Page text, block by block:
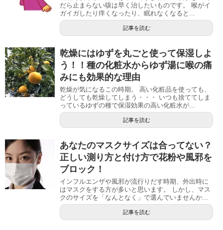
だら止まらない咳は早く治したいものです。 喉がイ
ガイガしたり痒くなったり、眠れなくなると...
記事を読む
乾燥にはゆずを丸ごと使って保湿しよ
う！！種の化粧水からゆず湯に喉の痛
みにも効果的な理由
乾燥が気になるこの時期。 高い化粧品を使っても、
どうしても乾燥してしまう・・・ いつも捨ててしま
っているゆずの種で保湿効果の高い化粧水が...
記事を読む
あなたのマスクサイズは合ってない？
正しい測り方と付け方で花粉や風邪を
ブロック！
インフルエンザや風邪が流行りだす時期、外出時に
はマスクをする方が多いと思います。 しかし、マス
クのサイズを「なんとなく」で選んでいませんか...
記事を読む